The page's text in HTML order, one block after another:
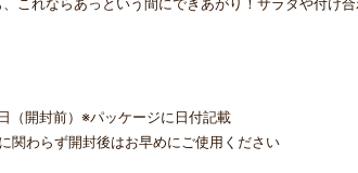
開封前）※パッケージに日付記載
封後はお早めにご使用ください